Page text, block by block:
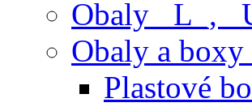
Obaly _L_,
Obaly a
Plastové